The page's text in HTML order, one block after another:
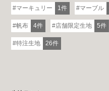
マーキュリー 1件 マーブル
帆布 4件 店舗限定生地 5件
特注生地 26件